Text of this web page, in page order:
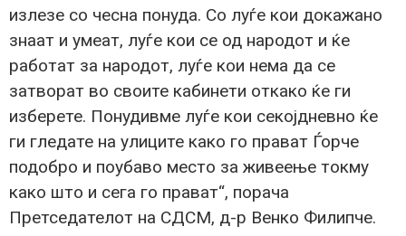
излезе со чесна понуда. Со луѓе кои докажано
знаат и умеат, луѓе кои се од народот и ќе
работат за народот, луѓе кои нема да се
затворат во своите кабинети откако ќе ги
изберете. Понудивме луѓе кои секојдневно ќе
ги гледате на улиците како го прават Ѓорче
подобро и поубаво место за живеење токму
како што и сега го прават“, порача
Претседателот на СДСМ, д-р Венко Филипче.